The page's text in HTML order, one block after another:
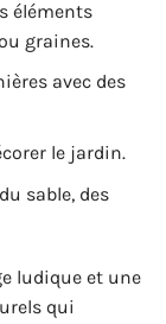
éléments
graines.
avec des
le jardin.
sable, des
ludique et une
qui